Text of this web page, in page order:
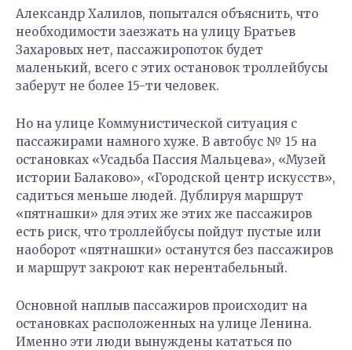
Александр Халилов, попытался объяснить, что
необходимости заезжать на улицу Братьев
Захаровых нет, пассажиропоток будет
маленький, всего с этих остановок троллейбусы
заберут не более 15-ти человек.
Но на улице Коммунистической ситуация с
пассажирами намного хуже. В автобус № 15 на
остановках «Усадьба Пассия Мальцева», «Музей
истории Балаково», «Городской центр искусств»,
садиться меньше людей. Дублируя маршрут
«пятнашки» для этих же этих же пассажиров
есть риск, что троллейбусы пойдут пустые или
наоборот «пятнашки» останутся без пассажиров
и маршрут закроют как нерентабельный.
Основной наплыв пассажиров происходит на
остановках расположенных на улице Ленина.
Именно эти люди вынуждены кататься по